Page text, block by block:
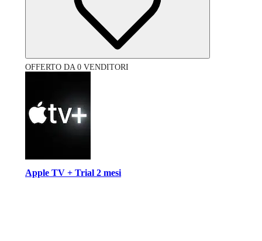
OFFERTO DA 0 VENDITORI
Apple TV + Trial 2 mesi